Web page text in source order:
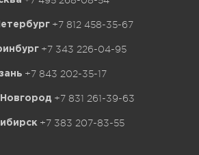
+7 812 458-35-67
+7 343 226-04-95
+7 843 202-35-17
+7 831 261-39-63
+7 383 207-83-55